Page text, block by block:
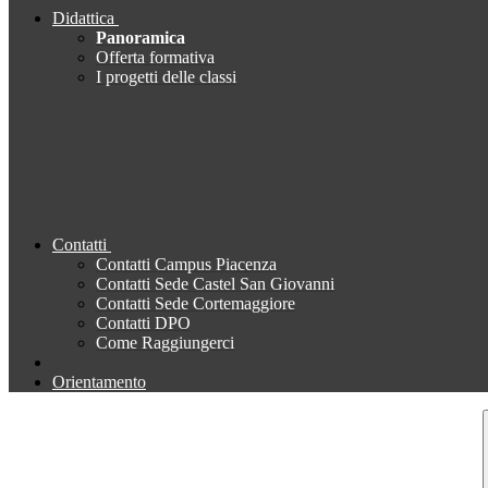
Didattica
Panoramica
Offerta formativa
I progetti delle classi
Contatti
Contatti Campus Piacenza
Contatti Sede Castel San Giovanni
Contatti Sede Cortemaggiore
Contatti DPO
Come Raggiungerci
Orientamento